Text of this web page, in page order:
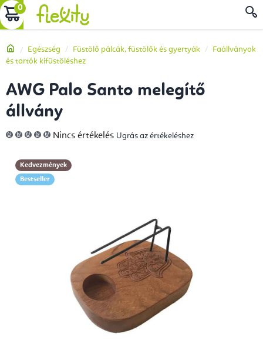
Ugrás
a
tartalomhoz
KOSÁR
Kezdőlap
Egészség Füstölő pálcák, füstölők és gyertyák
Faállványok
és tartók kifüstöléshez
AWG Palo Santo melegítő
állvány
A
termék
5-
ből
0,0
csillag.
Nincs értékelés Ugrás az értékeléshez
Kedvezmények
Bestseller